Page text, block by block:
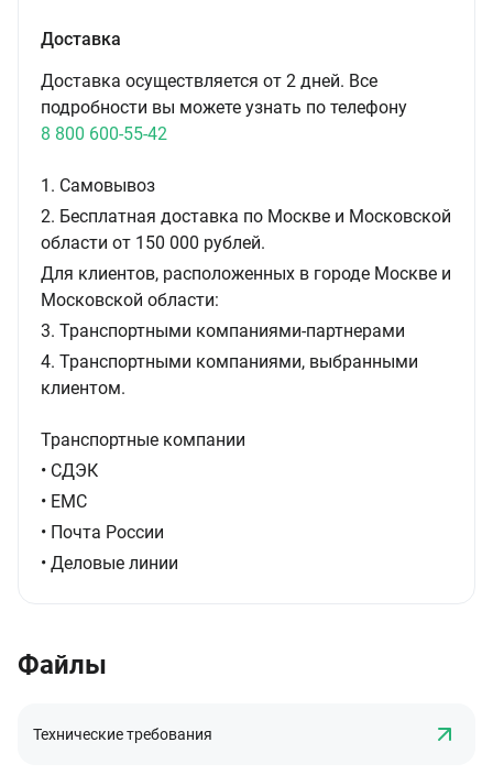
Доставка
Доставка осуществляется от 2 дней. Все
подробности вы можете узнать по телефону
8 800 600-55-42
1. Самовывоз
2. Бесплатная доставка по Москве и Московской
области от 150 000 рублей.
Для клиентов, расположенных в городе Москве и
Московской области:
3. Транспортными компаниями-партнерами
4. Транспортными компаниями, выбранными
клиентом.
Транспортные компании
• СДЭК
• ЕМС
• Почта России
• Деловые линии
Файлы
Технические требования